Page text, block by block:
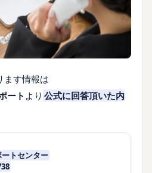
ます情報は
ート より 公式に回答頂いた内
トセンター